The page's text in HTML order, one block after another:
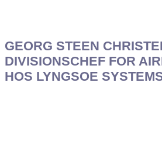
GEORG STEEN
DIVISIONSCHEF FOR
HOS LYNGSOE